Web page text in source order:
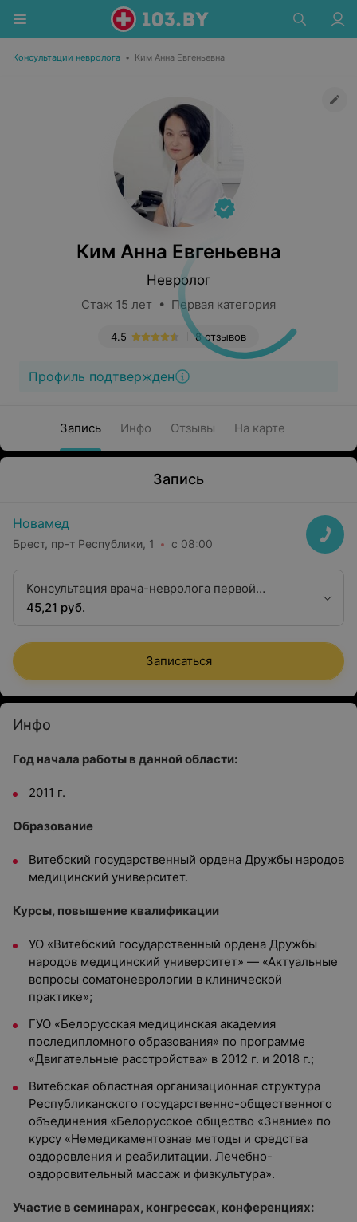
Консультации невролога • Ким Анна Евгеньевна
Ким Анна Евгеньевна
Невролог
Стаж 15 лет • Первая категория
8 отзывов
4.5
Профиль подтвержден
Запись Инфо Отзывы На карте
Запись
Новамед
Брест, пр-т Республики, 1 с 08:00
Консультация врача-невролога первой
квалификационной категории
45,21 руб.
Записаться
Инфо
Год начала работы в данной области:
2011 г.
Образование
Витебский государственный ордена Дружбы народов
медицинский университет.
Курсы, повышение квалификации
УО «Витебский государственный ордена Дружбы
народов медицинский университет» — «Актуальные
вопросы соматоневрологии в клинической
практике»;
ГУО «Белорусская медицинская академия
последипломного образования» по программе
«Двигательные расстройства» в 2012 г. и 2018 г.;
Витебская областная организационная структура
Республиканского государственно-общественного
объединения «Белорусское общество «Знание» по
курсу «Немедикаментознае методы и средства
оздоровления и реабилитации. Лечебно-
оздоровительный массаж и физкультура».
Участие в семинарах, конгрессах, конференциях: